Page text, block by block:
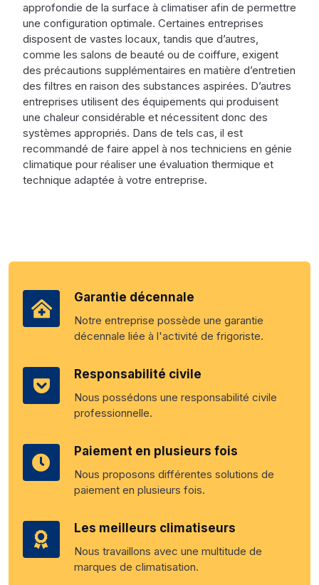
approfondie de la surface à climatiser afin de permettre
une configuration optimale. Certaines entreprises
disposent de vastes locaux, tandis que d’autres,
comme les salons de beauté ou de coiffure, exigent
des précautions supplémentaires en matière d’entretien
des filtres en raison des substances aspirées. D’autres
entreprises utilisent des équipements qui produisent
une chaleur considérable et nécessitent donc des
systèmes appropriés. Dans de tels cas, il est
recommandé de faire appel à nos techniciens en génie
climatique pour réaliser une évaluation thermique et
technique adaptée à votre entreprise.
Garantie décennale
Notre entreprise possède une garantie
décennale liée à l'activité de frigoriste.
Responsabilité civile
Nous possédons une responsabilité civile
professionnelle.
Paiement en plusieurs fois
Nous proposons différentes solutions de
paiement en plusieurs fois.
Les meilleurs climatiseurs
Nous travaillons avec une multitude de
marques de climatisation.